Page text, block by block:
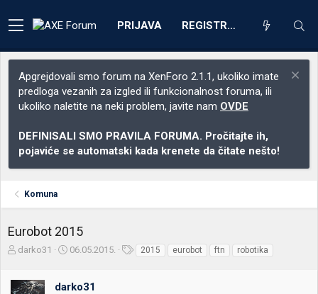
PRIJAVA REGISTRACIJA
Apgrejdovali smo forum na XenForo 2.1.1, ukoliko imate
predloga vezanih za izgled ili funkcionalnost foruma, ili
ukoliko naletite na neki problem, javite nam OVDE
DEFINISALI SMO PRAVILA FORUMA. Pročitajte ih,
pojaviće se automatski kada krenete da čitate nešto!
Komuna
Eurobot 2015
Z
e
darko31
D
u
06.05.2015. 2015 eurobot ftn robotika
darko31